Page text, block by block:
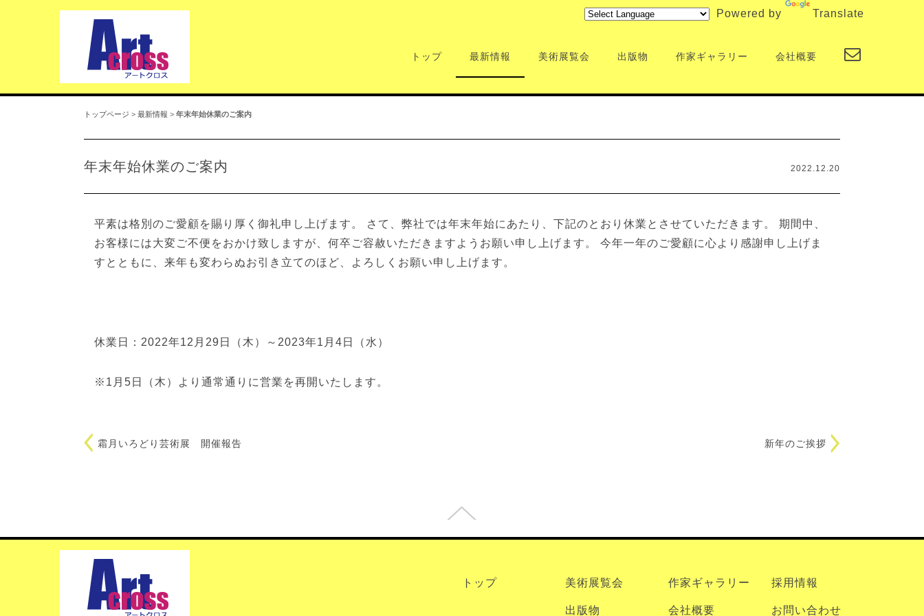
Powered by Translate
トップ 最新情報 美術展覧会 出版物 作家ギャラリー 会社概要
トップページ > 最新情報 > 年末年始休業のご案内
年末年始休業のご案内 2022.12.20
平素は格別のご愛顧を賜り厚く御礼申し上げます。 さて、弊社では年末年始にあたり、下記のとおり休業とさせていただきます。 期間中、
お客様には大変ご不便をおかけ致しますが、何卒ご容赦いただきますようお願い申し上げます。 今年一年のご愛顧に心より感謝申し上げま
すとともに、来年も変わらぬお引き立てのほど、よろしくお願い申し上げます。
休業日：2022年12月29日（木）～2023年1月4日（水）
※1月5日（木）より通常通りに営業を再開いたします。
霜月いろどり芸術展 開催報告 新年のご挨拶
トップ 美術展覧会 作家ギャラリー 採用情報
出版物 会社概要 お問い合わせ